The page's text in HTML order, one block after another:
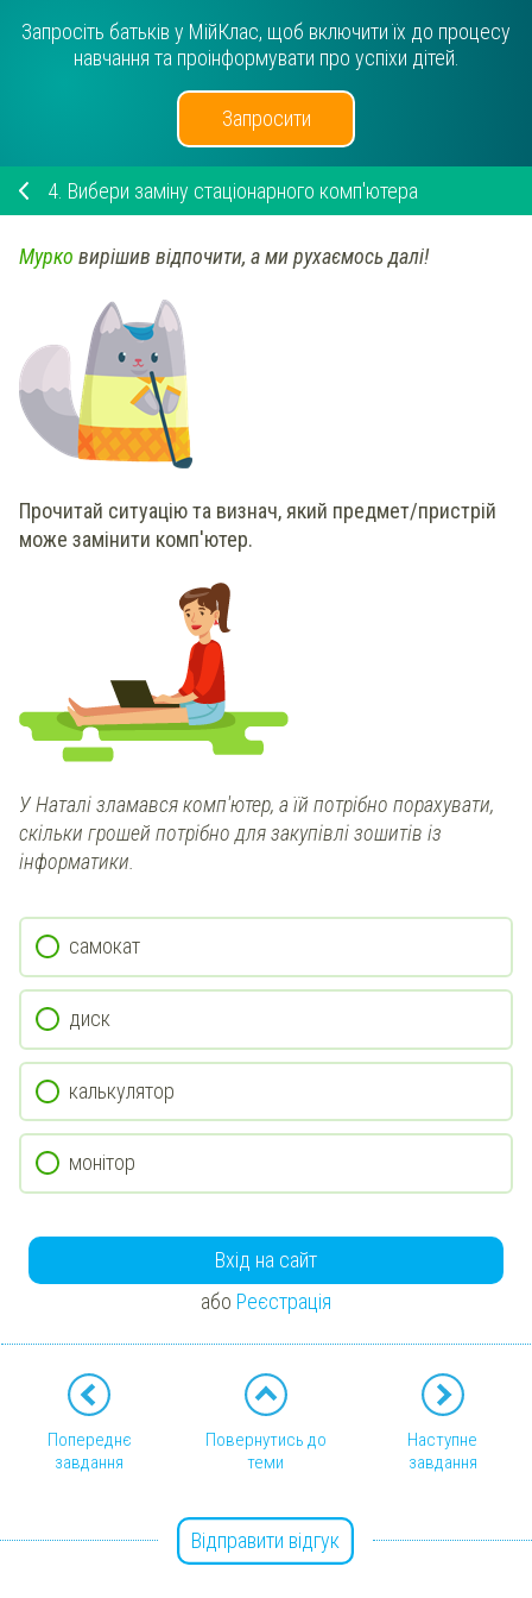
Запросіть батьків у МійКлас, щоб включити їх до процесу
навчання та проінформувати про успіхи дітей.
Запросити
4. Вибери заміну стаціонарного комп'ютера
Мурко вирішив відпочити, а ми рухаємось далі!
Прочитай ситуацію та визнач, який предмет/пристрій
може замінити комп'ютер.
УНаталізламався комп'ютер, а їй потрібно порахувати,
скільки грошей потрібно для закупівлі зошитів із
інформатики.
самокат
диск
калькулятор
монітор
Вхід на сайт
або Реєстрація
Попереднє
завдання
Повернутись до
теми
Наступне
завдання
Відправити відгук